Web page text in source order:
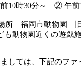
10時30分～ ② 午前
所 福岡市動物園 旧
も動物園近くの遊戯施
しては、下記のファ